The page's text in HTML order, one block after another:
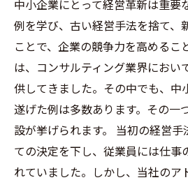
中小企業にとって経営革新は重要
例を学び、古い経営手法を捨て、
ことで、企業の競争力を高めるこ
は、コンサルティング業界におい
供してきました。その中でも、中
遂げた例は多数あります。その一
設が挙げられます。 当初の経営
ての決定を下し、従業員には仕事
れていました。しかし、当社のア